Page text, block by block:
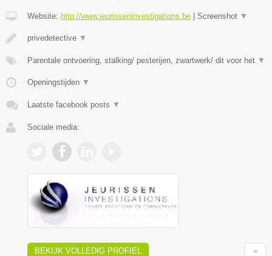
Website: http://www.jeurisseninvestigations.be | Screenshot ▼
privedetective ▼
Parentale ontvoering, stalking/ pesterijen, zwartwerk/ dit voor het ▼
Openingstijden ▼
Laatste facebook posts ▼
Sociale media:
BEKIJK VOLLEDIG PROFIEL